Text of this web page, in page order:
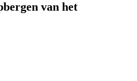
van het